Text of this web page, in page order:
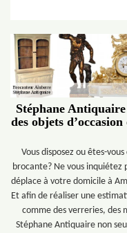
Stéphane
des objets
Vous disposez ou êtes-
brocante? Ne vous
déplace à votre domicile à
Et afin de réaliser une
comme des verreries, des
Stéphane Antiquaire non